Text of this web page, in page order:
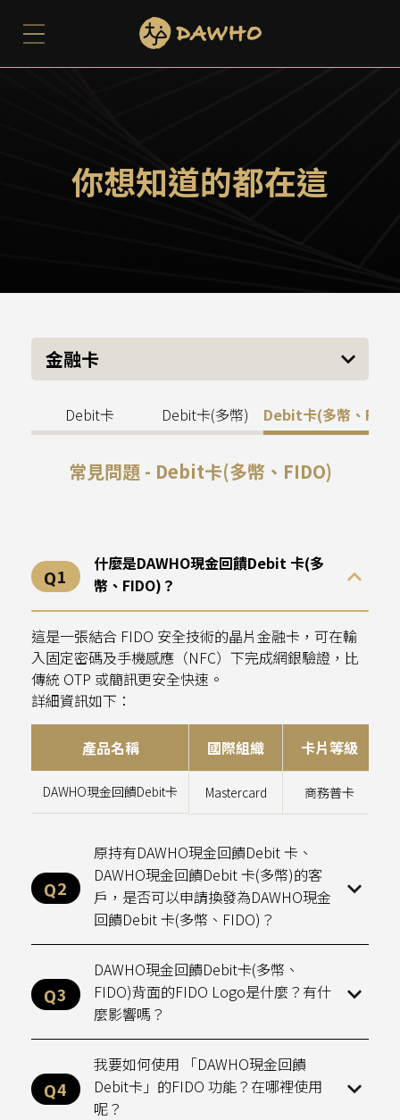
你想知道的都在這
金融卡
Debit卡 Debit卡(多幣) Debit卡(多幣、
開戶相關
分級制度
存款
自動扣繳
信用卡
提款轉帳
保險
DAWHO APP
常見問題 - Debit卡(多幣、FIDO)
什麼是DAWHO現金回饋Debit 卡(多
幣、FIDO)？
這是一張結合 FIDO 安全技術的晶片金融卡，可在輸
入固定密碼及手機感應（NFC）下完成網銀驗證，比
傳統 OTP 或簡訊更安全快速。
詳細資訊如下：
產品名稱 國際組織 卡片等級
DAWHO現金回饋Debit卡 Mastercard 商務普卡
原持有DAWHO現金回饋Debit 卡、
DAWHO現金回饋Debit 卡(多幣)的客
戶，是否可以申請換發為DAWHO現金
回饋Debit 卡(多幣、FIDO)？
DAWHO現金回饋Debit卡(多幣、
FIDO)背面的FIDO Logo是什麼？有什
麼影響嗎？
我要如何使用 「DAWHO現金回饋
Debit卡」的FIDO 功能？在哪裡使用
呢？